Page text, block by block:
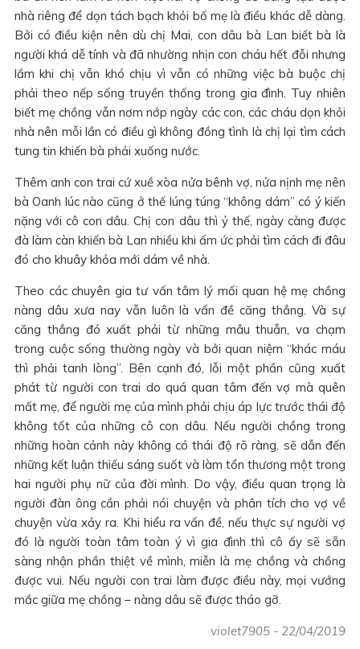
nhà riêng để dọn tách bạch khỏi bố mẹ là điều khác dễ dàng.
Bởi có điều kiện nên dù chị Mai, con dâu bà Lan biết bà là
người khá dễ tính và đã nhường nhịn con cháu hết đỗi nhưng
lắm khi chị vẫn khó chịu vì vẫn có những việc bà buộc chị
phải theo nếp sống truyền thống trong gia đình. Tuy nhiên
biết mẹ chồng vẫn nơm nớp ngày các con, các cháu dọn khỏi
nhà nên mỗi lần có điều gì không đồng tình là chị lại tìm cách
tung tin khiến bà phải xuống nước.
Thêm anh con trai cứ xuề xòa nửa bênh vợ, nửa nịnh mẹ nên
bà Oanh lúc nào cũng ở thế lúng túng “không dám” có ý kiến
nặng với cô con dâu. Chị con dâu thì ỷ thế, ngày càng được
đà làm càn khiến bà Lan nhiều khi ấm ức phải tìm cách đi đâu
đó cho khuây khỏa mới dám về nhà.
Theo các chuyên gia tư vấn tâm lý mối quan hệ mẹ chồng
nàng dâu xưa nay vẫn luôn là vấn đề căng thẳng. Và sự
căng thẳng đó xuất phải từ những mâu thuẫn, va chạm
trong cuộc sống thường ngày và bởi quan niệm “khác máu
thì phải tanh lòng”. Bên cạnh đó, lỗi một phần cũng xuất
phát từ người con trai do quá quan tâm đến vợ mà quên
mất mẹ, để người mẹ của mình phải chịu áp lực trước thái độ
không tốt của những cô con dâu. Nếu người chồng trong
những hoàn cảnh này không có thái độ rõ ràng, sẽ dẫn đến
những kết luận thiếu sáng suốt và làm tổn thương một trong
hai người phụ nữ của đời mình. Do vậy, điều quan trọng là
người đàn ông cần phải nói chuyện và phân tích cho vợ về
chuyện vừa xảy ra. Khi hiểu ra vấn đề, nếu thực sự người vợ
đó là người toàn tâm toàn ý vì gia đình thì cô ấy sẽ sẵn
sàng nhận phần thiệt về mình, miễn là mẹ chồng và chồng
được vui. Nếu người con trai làm được điều này, mọi vướng
mắc giữa mẹ chồng – nàng dâu sẽ được tháo gỡ.
violet7905 - 22/04/2019